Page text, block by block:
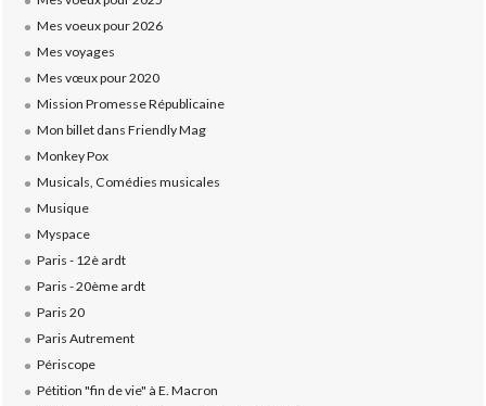
Mes voeux pour 2026
Mes voyages
Mes vœux pour 2020
Mission Promesse Républicaine
Mon billet dans Friendly Mag
Monkey Pox
Musicals, Comédies musicales
Musique
Myspace
Paris - 12è ardt
Paris - 20ème ardt
Paris 20
Paris Autrement
Périscope
Pétition "fin de vie" à E. Macron